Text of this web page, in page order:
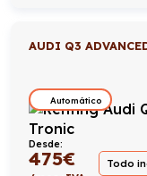
AUDI Q3
Automático
Desde:
475€ Todo